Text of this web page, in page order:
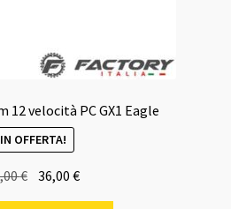
12 velocità PC GX1 Eagle
IN OFFERTA!
€
prezzo
36,00€Il
prezzo